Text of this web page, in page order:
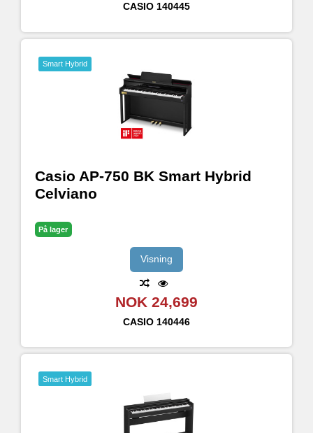
CASIO 140445
Smart Hybrid
Casio AP-750 BK Smart Hybrid
Celviano
På lager
Visning
NOK 24,699
CASIO 140446
Smart Hybrid